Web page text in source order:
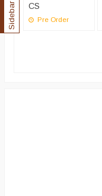
CS
Pre Order
Sidebar